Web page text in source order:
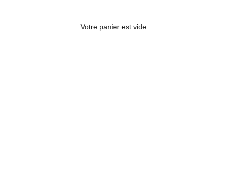
Votre panier est vide